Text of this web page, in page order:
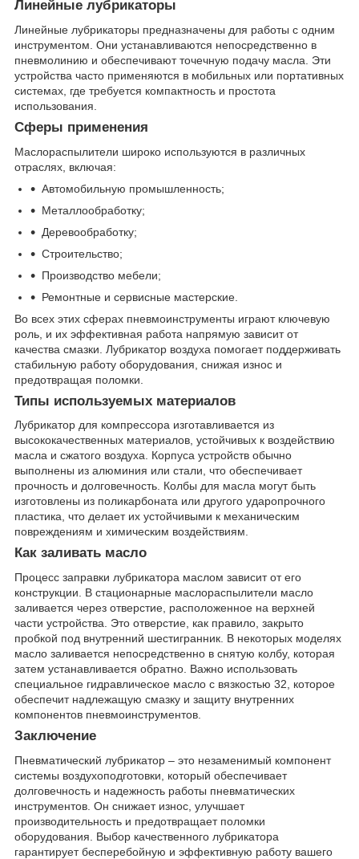
Линейные лубрикаторы
Линейные лубрикаторы предназначены для работы с одним
инструментом. Они устанавливаются непосредственно в
пневмолинию и обеспечивают точечную подачу масла. Эти
устройства часто применяются в мобильных или портативных
системах, где требуется компактность и простота
использования.
Сферы применения
Маслораспылители широко используются в различных
отраслях, включая:
Автомобильную промышленность;
Металлообработку;
Деревообработку;
Строительство;
Производство мебели;
Ремонтные и сервисные мастерские.
Во всех этих сферах пневмоинструменты играют ключевую
роль, и их эффективная работа напрямую зависит от
качества смазки. Лубрикатор воздуха помогает поддерживать
стабильную работу оборудования, снижая износ и
предотвращая поломки.
Типы используемых материалов
Лубрикатор для компрессора изготавливается из
высококачественных материалов, устойчивых к воздействию
масла и сжатого воздуха. Корпуса устройств обычно
выполнены из алюминия или стали, что обеспечивает
прочность и долговечность. Колбы для масла могут быть
изготовлены из поликарбоната или другого ударопрочного
пластика, что делает их устойчивыми к механическим
повреждениям и химическим воздействиям.
Как заливать масло
Процесс заправки лубрикатора маслом зависит от его
конструкции. В стационарные маслораспылители масло
заливается через отверстие, расположенное на верхней
части устройства. Это отверстие, как правило, закрыто
пробкой под внутренний шестигранник. В некоторых моделях
масло заливается непосредственно в снятую колбу, которая
затем устанавливается обратно. Важно использовать
специальное гидравлическое масло с вязкостью 32, которое
обеспечит надлежащую смазку и защиту внутренних
компонентов пневмоинструментов.
Заключение
Пневматический лубрикатор – это незаменимый компонент
системы воздухоподготовки, который обеспечивает
долговечность и надежность работы пневматических
инструментов. Он снижает износ, улучшает
производительность и предотвращает поломки
оборудования. Выбор качественного лубрикатора
гарантирует бесперебойную и эффективную работу вашего